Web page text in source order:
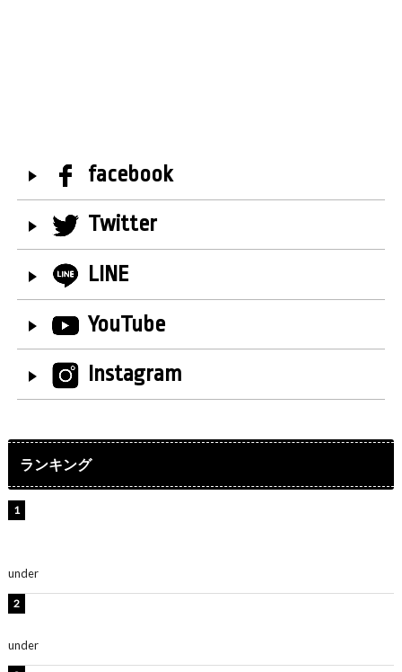
facebook
Twitter
LINE
YouTube
Instagram
ランキング
under
under